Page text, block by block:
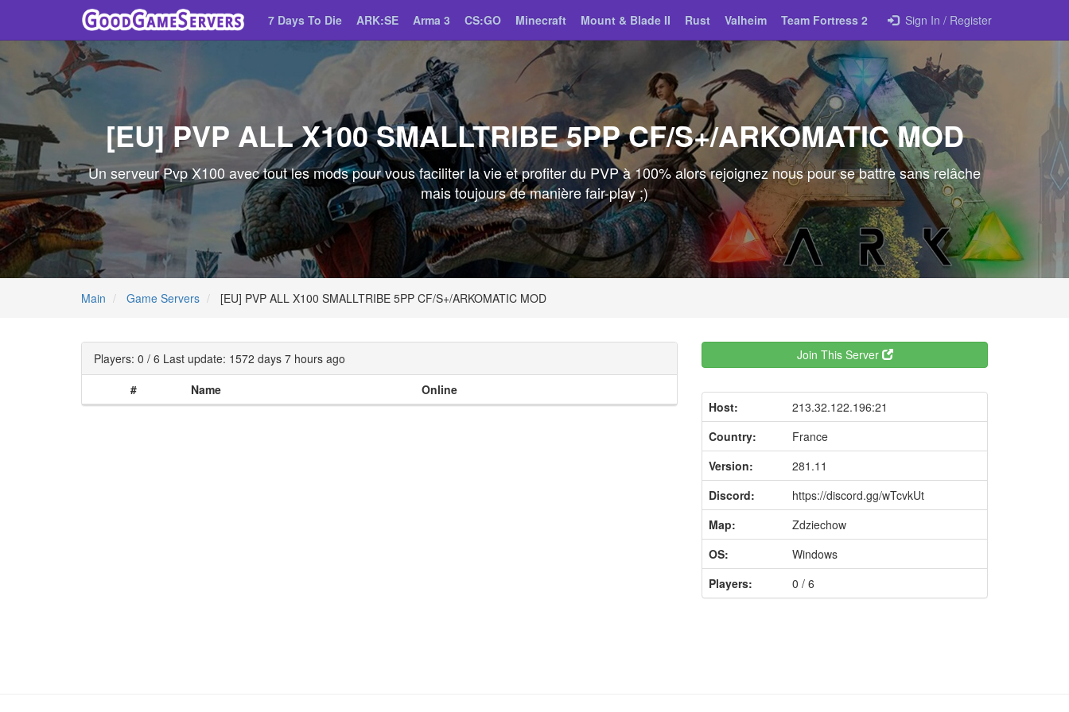
7 Days To Die ARK:SE Arma 3 CS:GO Minecraft Mount & Blade II Rust Valheim Team Fortress 2 Sign In / Register
[EU] PVP ALL X100 SMALLTRIBE 5PP CF/S+/ARKOMATIC MOD
Un serveur Pvp X100 avec tout les mods pour vous faciliter la vie et profiter du PVP à 100% alors rejoignez nous pour se battre sans relâche
mais toujours de manière fair-play ;)
Main Game Servers [EU] PVP ALL X100 SMALLTRIBE 5PP CF/S+/ARKOMATIC MOD
Players: 0 / 6 Last update: 1572 days 7 hours ago
#
Name Online
Join This Server
Host:
213.32.122.196:21
Country:
France
Version:
281.11
Discord:
https://discord.gg/wTcvkUt
Map:
Zdziechow
OS:
Windows
Players:
0 / 6